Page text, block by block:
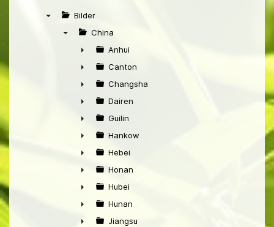
Bilder
China
►
Anhui
►
Canton
►
Changsha
►
Dairen
►
Guilin
►
Hankow
►
Hebei
►
Honan
►
Hubei
►
Hunan
Jiangsu